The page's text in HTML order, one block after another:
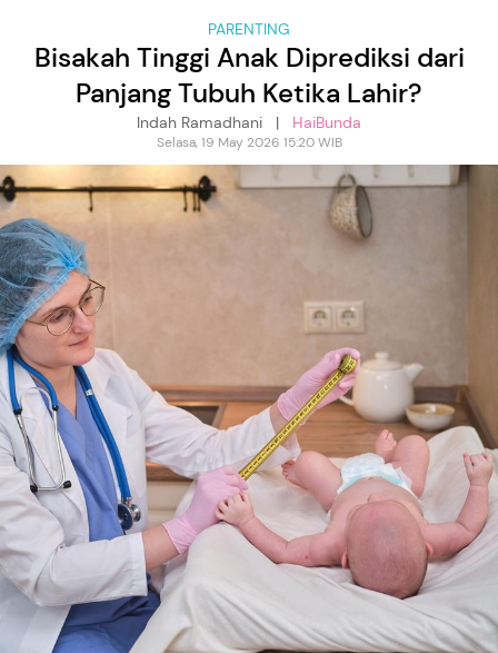
PARENTING
Bisakah Tinggi Anak Diprediksi dari
Panjang Tubuh Ketika Lahir?
Indah Ramadhani | HaiBunda
Selasa, 19 May 2026 15:20 WIB